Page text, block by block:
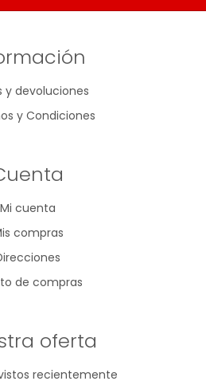
y devoluciones
y Condiciones
Mi cuenta
compras
de compras
oferta
recientemente